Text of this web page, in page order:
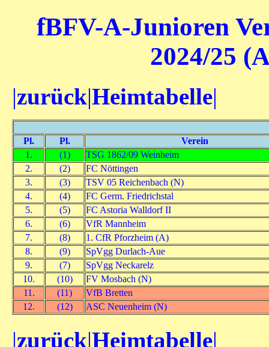
fBFV-A-Junioren
2024/25
|zurück|Heimtabelle|
Pl. Pl.
Verein
1.
(1)
TSG 1862/09 Weinheim
2.
(2)
FC Nöttingen
3.
(3)
TSV 05 Reichenbach (N)
4.
(4)
FC Germ. Friedrichstal
5.
(5)
FC Astoria Walldorf II
6.
(6)
VfR Mannheim
7.
(8)
1. CfR Pforzheim (A)
8.
(9)
SpVgg Durlach-Aue
9.
(7)
SpVgg Neckarelz
10.
(10)
FV Mosbach (N)
11.
(11)
VfB Bretten
12.
(12) ASC Neuenheim (N)
|zurück|Heimtabelle|